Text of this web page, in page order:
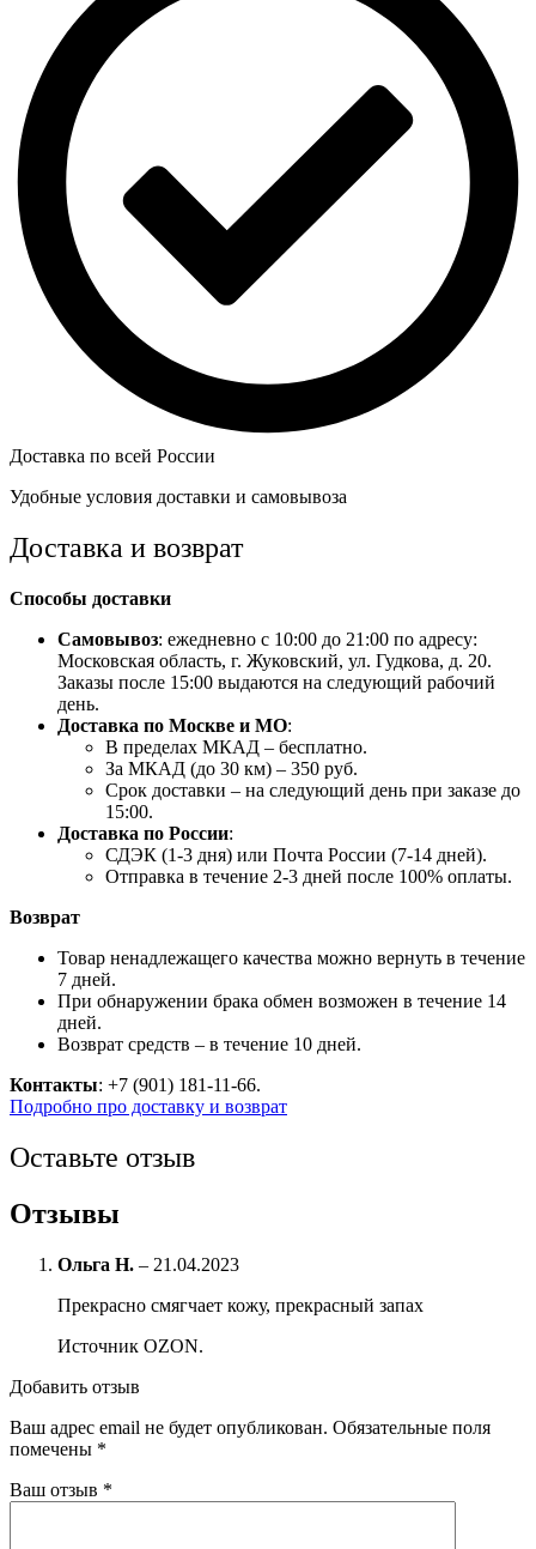
Доставка по всей России
Удобные условия доставки и самовывоза
Доставка и возврат
Способы доставки
Самовывоз: ежедневно с 10:00 до 21:00 по адресу:
Московская область, г. Жуковский, ул. Гудкова, д. 20.
Заказы после 15:00 выдаются на следующий рабочий
день.
Доставка по Москве и МО:
В пределах МКАД – бесплатно.
За МКАД (до 30 км) – 350 руб.
Срок доставки – на следующий день при заказе до
15:00.
Доставка по России:
СДЭК (1-3 дня) или Почта России (7-14 дней).
Отправка в течение 2-3 дней после 100% оплаты.
Возврат
Товар ненадлежащего качества можно вернуть в течение
7 дней.
При обнаружении брака обмен возможен в течение 14
дней.
Возврат средств – в течение 10 дней.
Контакты: +7 (901) 181-11-66.
Подробно про доставку и возврат
Оставьте отзыв
Отзывы
Ольга Н. – 21.04.2023
Прекрасно смягчает кожу, прекрасный запах
Источник OZON.
Добавить отзыв
Ваш адрес email не будет опубликован. Обязательные поля
помечены *
Ваш отзыв *